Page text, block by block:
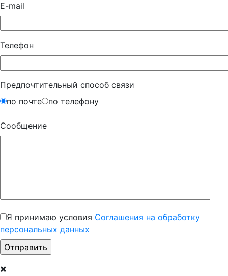
E-mail
Телефон
Предпочтительный способ связи
по почте
по телефону
Сообщение
Я принимаю условия Соглашения на обработку
персональных данных